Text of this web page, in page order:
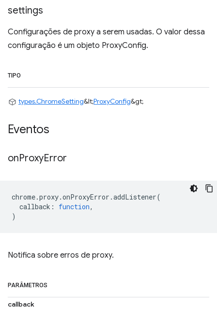
settings
Configurações de proxy a serem usadas. O valor dessa
configuração é um objeto ProxyConfig.
TIPO
types.ChromeSetting&lt;ProxyConfig&gt;
Eventos
onProxyError
chrome.proxy.onProxyError .addListener(
callback : function,
)
Notifica sobre erros de proxy.
PARÂMETROS
callback